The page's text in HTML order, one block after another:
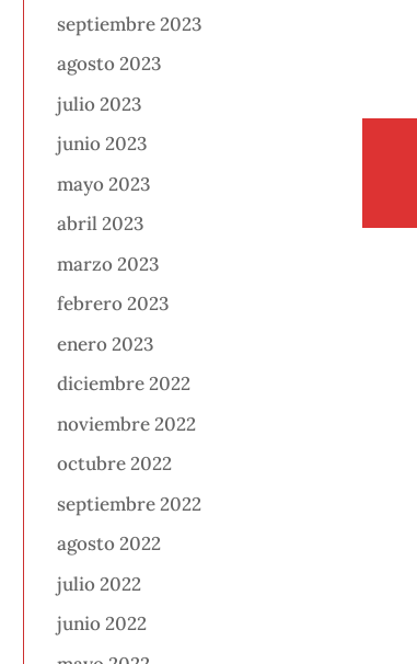
septiembre 2023
agosto 2023
julio 2023
junio 2023
mayo 2023
abril 2023
marzo 2023
febrero 2023
enero 2023
diciembre 2022
noviembre 2022
octubre 2022
septiembre 2022
agosto 2022
julio 2022
junio 2022